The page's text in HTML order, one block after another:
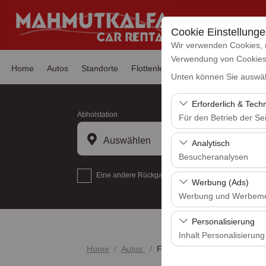
Cookie
Wir verwenden
Verwendung von
Unten können Sie
Erforderlich &
Für den Betrieb der
Diese Cookies sind
und grundlegende
Analytisch
Besucheranalysen
Diese Cookies
Seiten,
Benutzererfahrung
Werbung (Ads)
Werbung und
Diese Cookies
und die Wirksamkeit
Personalisierung
Inhalt Personalisierung
Home Autos Standorte Flottenleasing
Abholstation
Auswählen
Eine andere Rückgabestation auswählen
Home Autos Ford Courier 1.5 Dizel